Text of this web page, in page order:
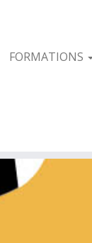
FORMATIONS